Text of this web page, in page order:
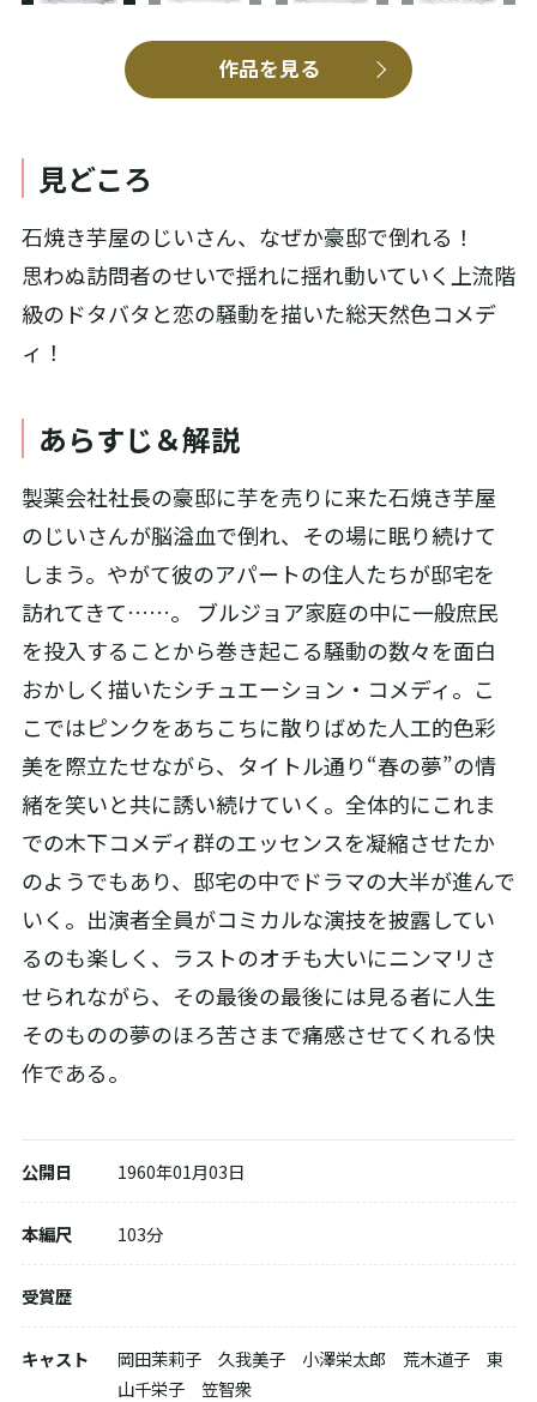
作品を見る
配信で視聴する
見どころ
石焼き芋屋のじいさん、なぜか豪邸で倒れる！
思わぬ訪問者のせいで揺れに揺れ動いていく上流階
級のドタバタと恋の騒動を描いた総天然色コメデ
ィ！
あらすじ＆解説
製薬会社社長の豪邸に芋を売りに来た石焼き芋屋
のじいさんが脳溢血で倒れ、その場に眠り続けて
しまう。やがて彼のアパートの住人たちが邸宅を
訪れてきて……。 ブルジョア家庭の中に一般庶民
を投入することから巻き起こる騒動の数々を面白
おかしく描いたシチュエーション・コメディ。こ
こではピンクをあちこちに散りばめた人工的色彩
美を際立たせながら、タイトル通り“春の夢”の情
緒を笑いと共に誘い続けていく。全体的にこれま
での木下コメディ群のエッセンスを凝縮させたか
のようでもあり、邸宅の中でドラマの大半が進んで
いく。出演者全員がコミカルな演技を披露してい
るのも楽しく、ラストのオチも大いにニンマリさ
せられながら、その最後の最後には見る者に人生
そのものの夢のほろ苦さまで痛感させてくれる快
作である。
公開日 1960年01月03日
本編尺 103分
受賞歴
キャスト
岡田茉莉子 久我美子 小澤栄太郎 荒木道子 東
山千栄子 笠智衆